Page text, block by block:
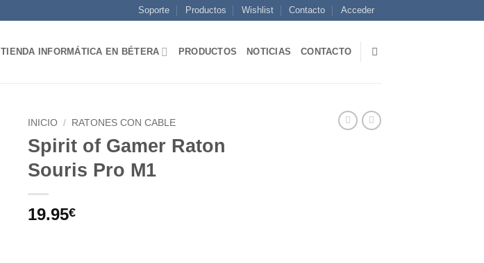
Soporte Productos Wishlist Contacto Acceder
TIENDA INFORMÁTICA EN BÉTERA PRODUCTOS NOTICIAS CONTACTO
INICIO / RATONES CON CABLE
Spirit of Gamer Raton
Souris Pro M1
19.95€